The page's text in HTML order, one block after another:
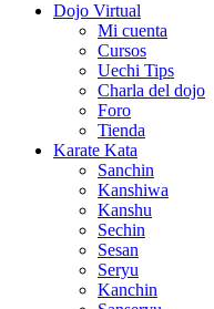
Dojo Virtual
Mi cuenta
Cursos
Uechi Tips
Charla del dojo
Foro
Tienda
Karate Kata
Sanchin
Kanshiwa
Kanshu
Sechin
Sesan
Seryu
Kanchin